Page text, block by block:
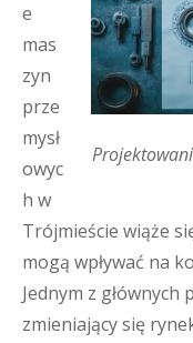
e
mas
zyn
prze
mysł
owyc
h w
Trójmieście wiąże
mogą wpływać na
Jednym z
zmieniający się